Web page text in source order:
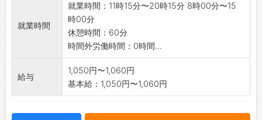
就業時間
就業時間：11時15分〜20時15分 8時00分〜15
時00分
休憩時間：60分
時間外労働時間：0時間...
給与
1,050円〜1,060円
基本給：1,050円〜1,060円